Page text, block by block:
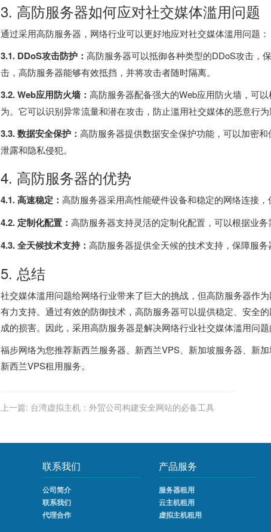
3. 高防服务器如何应对社交媒体滥用问题
通过采用高防服务器，网络行业可以更好地应对社交媒体滥用问题：
3.1. DDoS攻击防护： 高防服务器可以抵御各种类型的DDoS攻击，
击，高防服务器能够有效抵挡，并将攻击者随时隔离。
3.2. Web应用防火墙： 高防服务器配备强大的Web应用防火墙，可
为。它可以识别异常流量和潜在攻击，防止滥用社交媒体的恶意行为
3.3. 数据安全保护： 高防服务器提供数据安全保护功能，可以加密
泄露和隐私侵犯。
4. 高防服务器的优势
4.1. 高速稳定： 高防服务器采用高性能硬件设备和稳定的网络连接，
4.2. 定制化配置： 高防服务器支持灵活的定制化配置，可以根据业
4.3. 全天候技术支持： 高防服务器提供全天候的技术支持，保障服
5. 总结
社交媒体滥用问题给网络行业带来了巨大的挑战，但高防服务器作为
有力支持。通过有效的防御技术，高防服务器可以提供稳定、安全
成的损害。因此，采用高防服务器是解决网络行业社交媒体滥用问题
福步网络为您推荐新西兰服务器 新西兰VPS 新加坡服务器 新
新西兰VPS租用服务。
上一篇: 台湾虚拟主机：外贸公司构建安全网站的必备工具
联系我们
公司简介
联系我们
代理合作
产品服务
服务器租用
云主机租用
虚拟主机租用